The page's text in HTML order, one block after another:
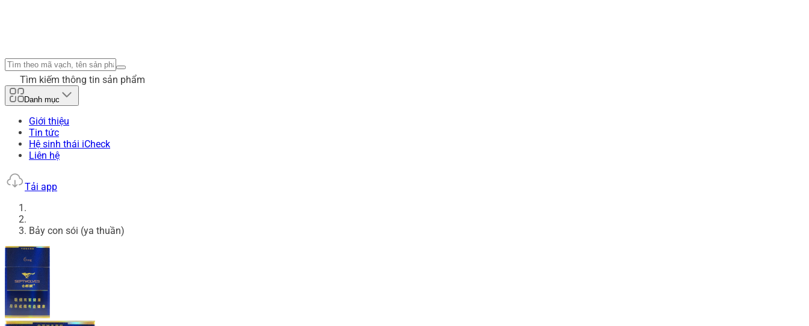
Tìm kiếm thông tin sản phẩm
Danh mục
Giới thiệu
Tin tức
Hệ sinh thái iCheck
Liên hệ
Tải app
Bảy con sói (ya thuần)